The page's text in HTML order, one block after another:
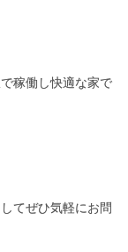
稼働し快適な家で
てぜひ気軽にお問